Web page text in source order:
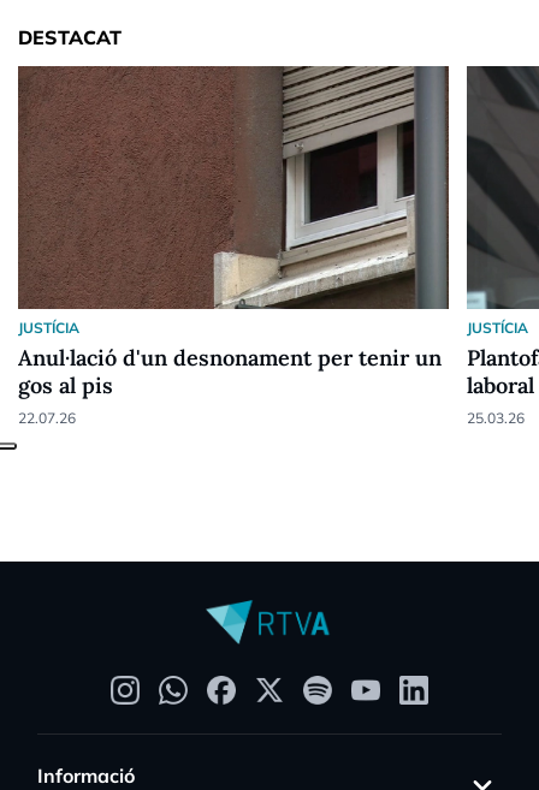
DESTACAT
JUSTÍCIA
Anul·lació d'un desnonament per tenir un
gos al pis
22.07.26
JUSTÍCIA
laboral
25.03.26
Informació